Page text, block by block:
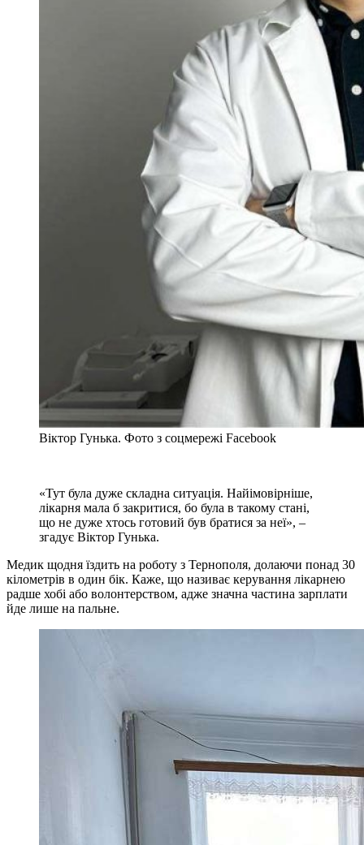
Віктор Гунька. Фото з соцмережі Facebook
«Тут була дуже складна ситуація. Найімовірніше,
лікарня мала б закритися, бо була в такому стані,
що не дуже хтось готовий був братися за неї», –
згадує Віктор Гунька.
Медик щодня їздить на роботу з Тернополя, долаючи понад 30
кілометрів в один бік. Каже, що називає керування лікарнею
радше хобі або волонтерством, адже значна частина зарплати
йде лише на пальне.